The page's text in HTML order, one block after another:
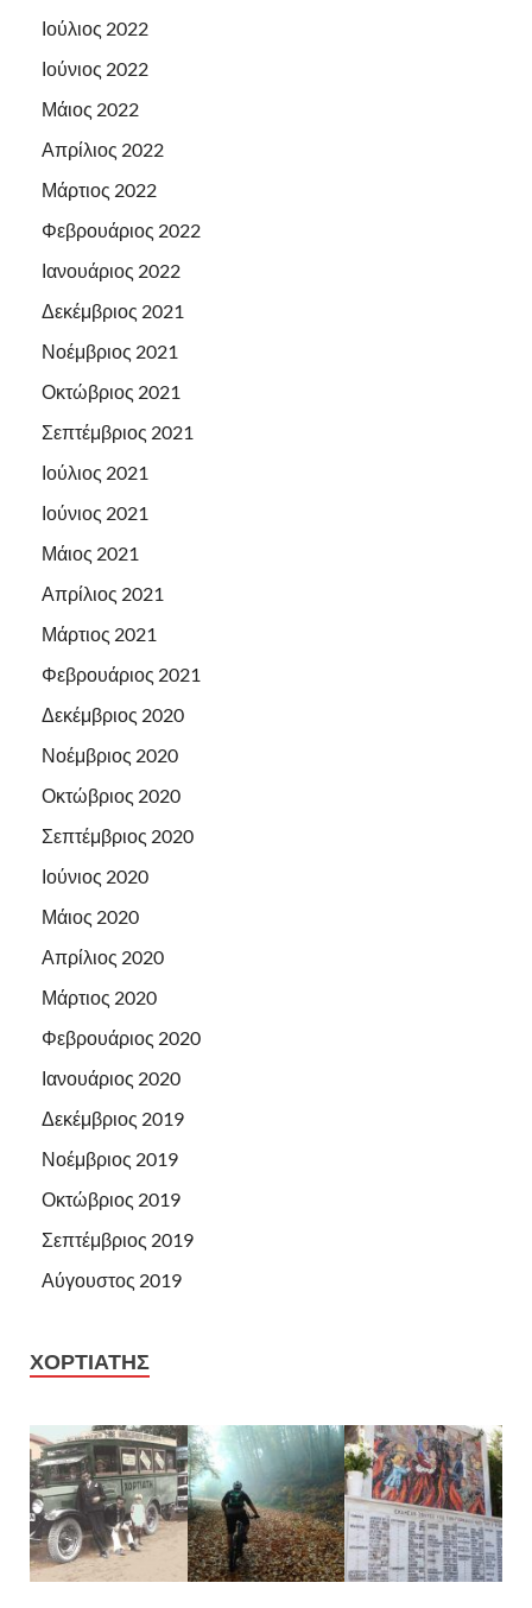
Ιούλιος 2022
Ιούνιος 2022
Μάιος 2022
Απρίλιος 2022
Μάρτιος 2022
Φεβρουάριος 2022
Ιανουάριος 2022
Δεκέμβριος 2021
Νοέμβριος 2021
Οκτώβριος 2021
Σεπτέμβριος 2021
Ιούλιος 2021
Ιούνιος 2021
Μάιος 2021
Απρίλιος 2021
Μάρτιος 2021
Φεβρουάριος 2021
Δεκέμβριος 2020
Νοέμβριος 2020
Οκτώβριος 2020
Σεπτέμβριος 2020
Ιούνιος 2020
Μάιος 2020
Απρίλιος 2020
Μάρτιος 2020
Φεβρουάριος 2020
Ιανουάριος 2020
Δεκέμβριος 2019
Νοέμβριος 2019
Οκτώβριος 2019
Σεπτέμβριος 2019
Αύγουστος 2019
ΧΟΡΤΙΑΤΗΣ